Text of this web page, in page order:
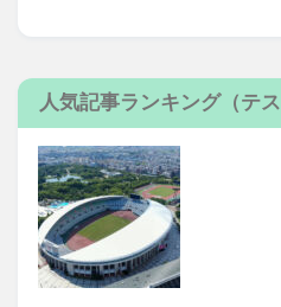
人気記事ランキング（テス